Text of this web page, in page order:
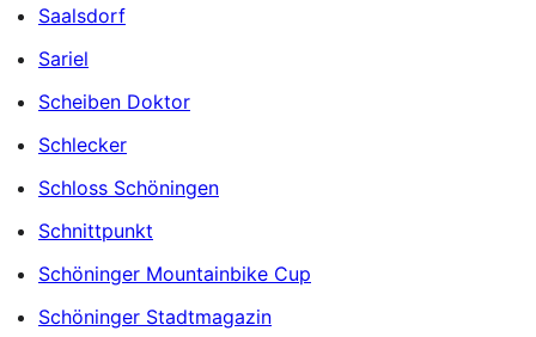
Saalsdorf
Sariel
Scheiben Doktor
Schlecker
Schloss Schöningen
Schnittpunkt
Schöninger Mountainbike Cup
Schöninger Stadtmagazin